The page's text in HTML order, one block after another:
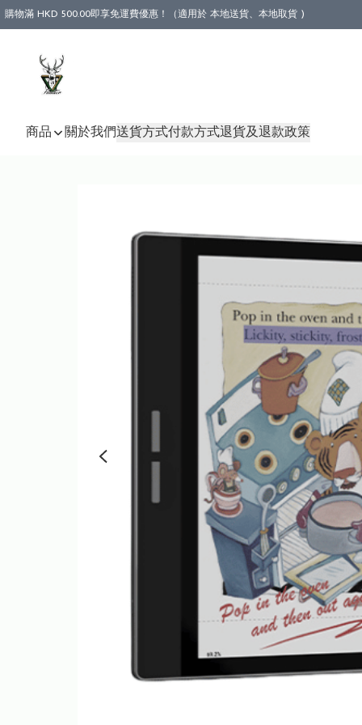
購物滿 HKD 500.00即享免運費優惠！（適用於 本地送貨、本地取貨 )
商品 關於我們送貨方式付款方式退貨及退款政策